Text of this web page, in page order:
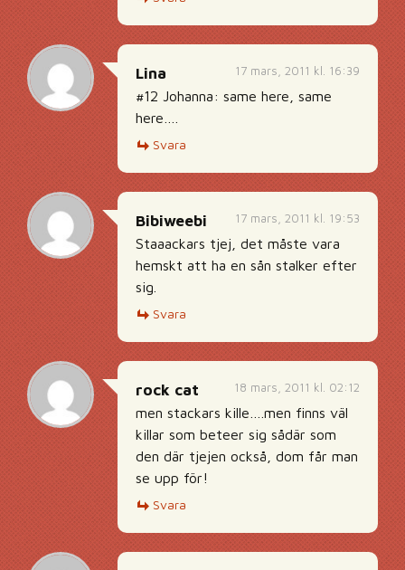
17 mars, 2011 kl. 16:39
Lina
#12 Johanna: same here, same
here….
Svara
17 mars, 2011 kl. 19:53
Bibiweebi
Staaackars tjej, det måste vara
hemskt att ha en sån stalker efter
sig.
Svara
18 mars, 2011 kl. 02:12
rock cat
men stackars kille….men finns väl
killar som beteer sig sådär som
den där tjejen också, dom får man
se upp för!
Svara